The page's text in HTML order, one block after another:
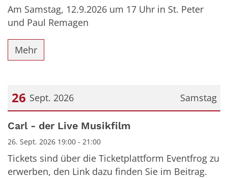
Am Samstag, 12.9.2026 um 17 Uhr in St. Peter
und Paul Remagen
Mehr
Samstag
26 Sept. 2026
Datum: 26. September 2026
Carl - der Live Musikfilm
26. Sept. 2026 19:00 - 21:00
Tickets sind über die Ticketplattform Eventfrog zu
erwerben, den Link dazu finden Sie im Beitrag.